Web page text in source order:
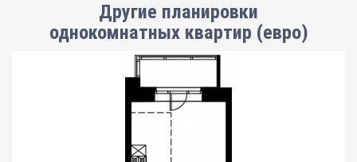
Другие планировки
однокомнатных квартир (евро)